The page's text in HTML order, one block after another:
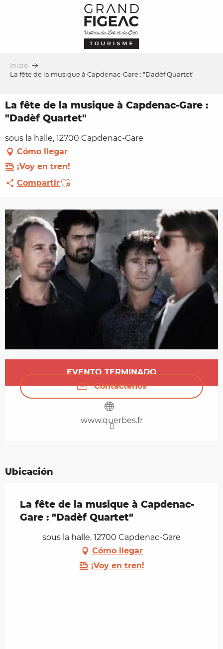
Inicio
La fête de la musique à Capdenac-Gare : "Dadèf Quartet"
La fête de la musique à Capdenac-Gare :
"Dadèf Quartet"
sous la halle, 12700 Capdenac-Gare
Cómo llegar
¡Voy en tren!
CompartirAjouter aux favoris
Horarios y datos de contacto
EVENTO TERMINADO
Contáctenos
www.querbes.fr
Ubicación
La fête de la musique à Capdenac-
Gare : "Dadèf Quartet"
sous la halle, 12700 Capdenac-Gare
Cómo llegar
¡Voy en tren!